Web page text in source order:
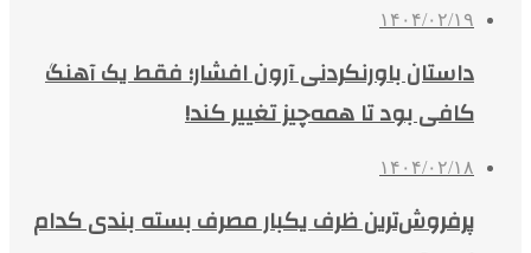
۱۴۰۴/۰۲/۱۹
داستان باورنکردنی آرون افشار؛ فقط یک آهنگ
کافی بود تا همه‌چیز تغییر کند!
۱۴۰۴/۰۲/۱۸
پرفروش‌ترین ظرف یکبار مصرف بسته بندی کدام